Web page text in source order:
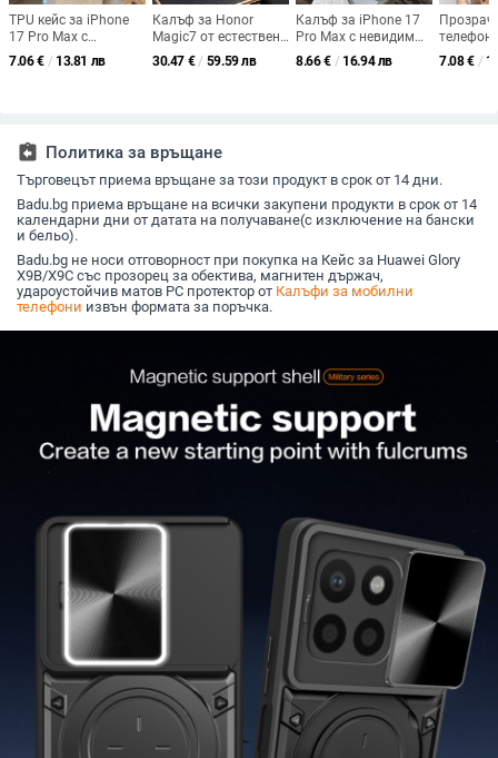
TPU кейс за iPhone
17 Pro Max с
прозрачен глитър и
съвместими модели
7.06€ / 13.81 лв
Калъф за Honor
Magic7 от естествена
кожа, пълна защита
на обектива,
30.47 € / 59.59 лв
Калъф за iPhone 17
Pro Max с невидим
държач за обектива,
магнитен филм за
8.66€ / 16.94 лв
телефон
за
7.08€ /
assignment_return Политика за връщане
Търговецът приема връщане за този продукт в срок от 14 дни.
Badu.bg приема връщане на всички закупени продукти в срок от 14
календарни дни от датата на получаване(с изключение на бански
и бельо).
Badu.bg не носи отговорност при покупка на Кейс за Huawei Glory
X9B/X9C със прозорец за обектива, магнитен държач,
удароустойчив матов PC протектор от Калъфи за мобилни
телефони извън формата за поръчка.